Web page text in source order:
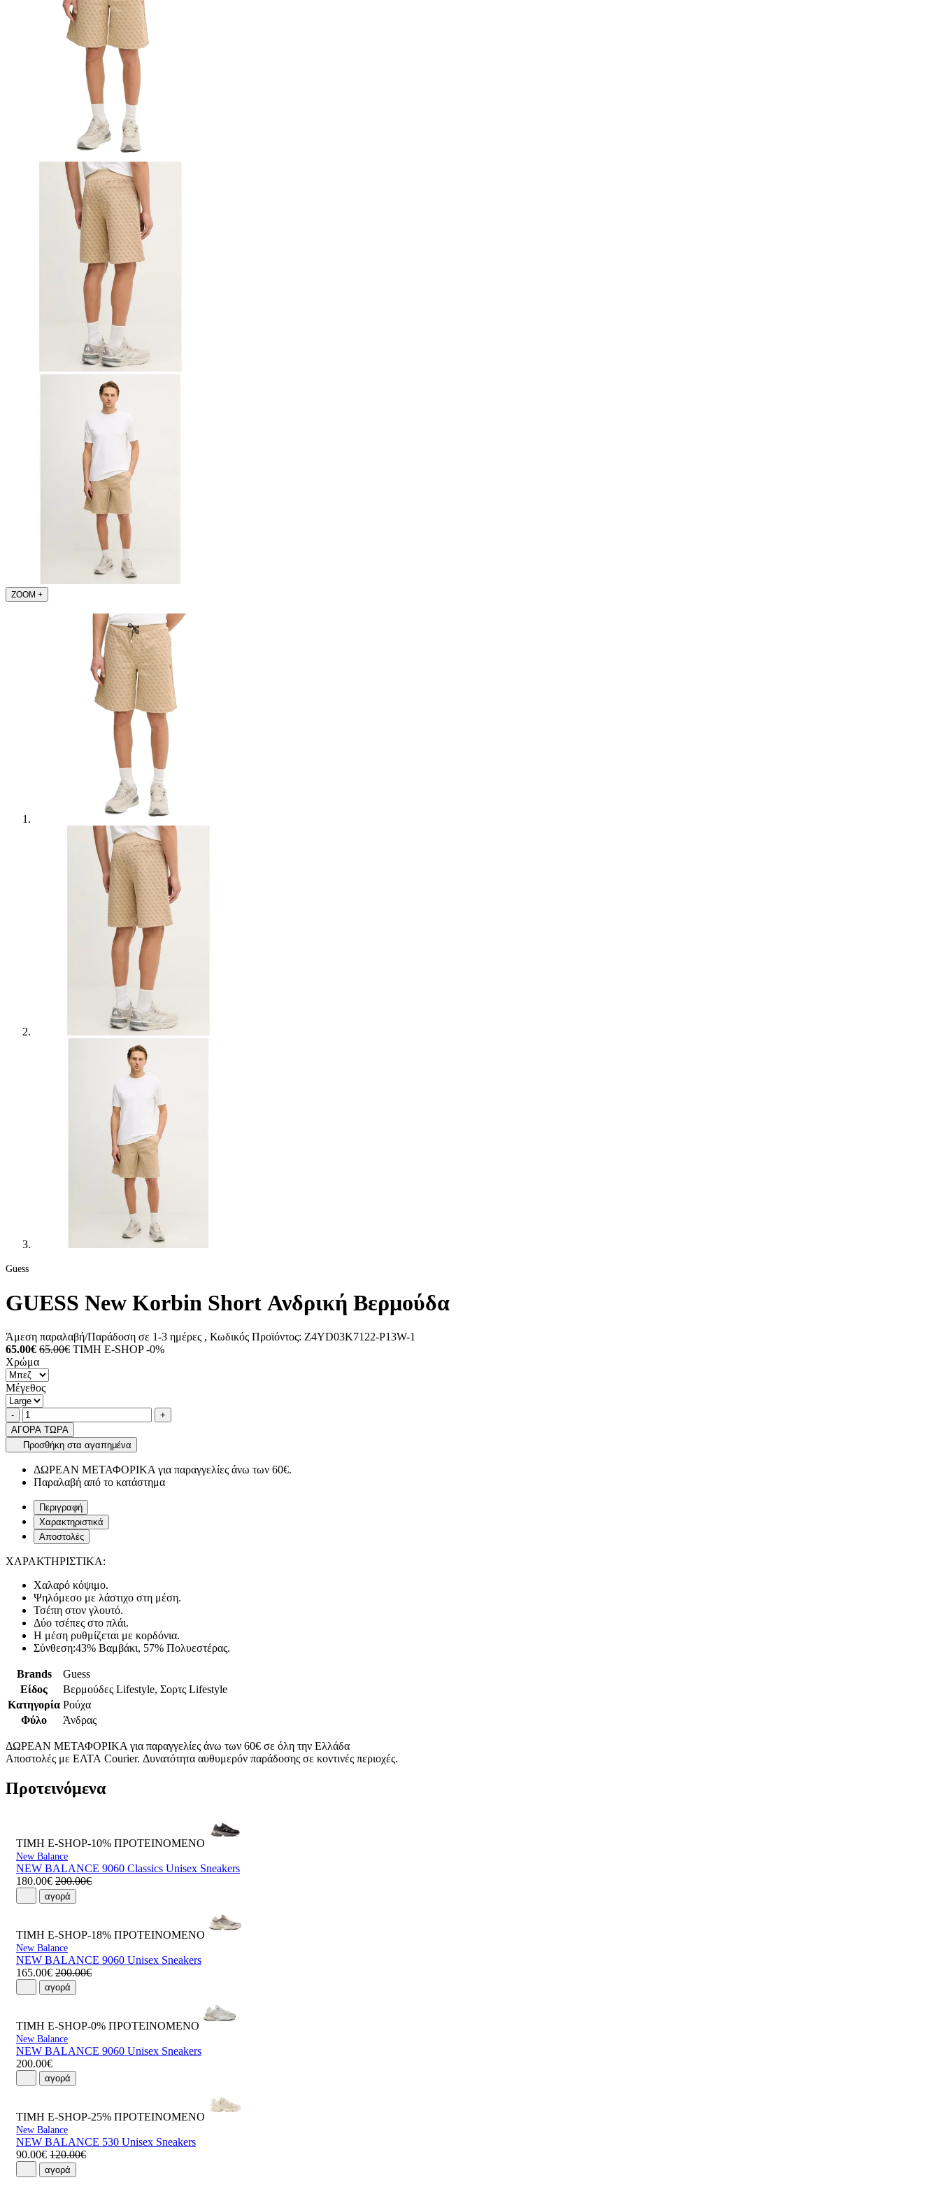
ZOOM +
Guess
GUESS New Korbin Short Ανδρική Βερμούδα
Άμεση παραλαβή/Παράδοση σε 1-3 ημέρες , Κωδικός Προϊόντος: Z4YD03K7122-P13W-1
65.00€ 65.00€ ΤΙΜΗ E-SHOP -0%
Χρώμα
Μέγεθος
Ποσότητα
-product.increase.quantity +
ΑΓΟΡΑ ΤΩΡΑ
Προσθήκη στα αγαπημένα
ΔΩΡΕΑΝ ΜΕΤΑΦΟΡΙΚΑ για παραγγελίες άνω των 60€.
Παραλαβή από το κατάστημα
Περιγραφή
Χαρακτηριστικά
Αποστολές
ΧΑΡΑΚΤΗΡΙΣΤΙΚΑ:
Χαλαρό κόψιμο.
Ψηλόμεσο με λάστιχο στη μέση.
Τσέπη στον γλουτό.
Δύο τσέπες στο πλάι.
Η μέση ρυθμίζεται με κορδόνια.
Σύνθεση:43% Βαμβάκι, 57% Πολυεστέρας.
Brands
Guess
Είδος
Βερμούδες Lifestyle, Σορτς Lifestyle
Κατηγορία Ρούχα
Φύλο
Άνδρας
ΔΩΡΕΑΝ ΜΕΤΑΦΟΡΙΚΑ για παραγγελίες άνω των 60€ σε όλη την Ελλάδα
Αποστολές με ΕΛΤΑ Courier. Δυνατότητα αυθυμερόν παράδοσης σε κοντινές περιοχές.
Προτεινόμενα
ΤΙΜΗ E-SHOP-10% ΠΡΟΤΕΙΝΟΜΕΝΟ
New Balance
NEW BALANCE 9060 Classics Unisex Sneakers
180.00€ 200.00€
αγορά
ΤΙΜΗ E-SHOP-18% ΠΡΟΤΕΙΝΟΜΕΝΟ
New Balance
NEW BALANCE 9060 Unisex Sneakers
165.00€ 200.00€
αγορά
ΤΙΜΗ E-SHOP-0% ΠΡΟΤΕΙΝΟΜΕΝΟ
New Balance
NEW BALANCE 9060 Unisex Sneakers
200.00€
αγορά
ΤΙΜΗ E-SHOP-25% ΠΡΟΤΕΙΝΟΜΕΝΟ
New Balance
NEW BALANCE 530 Unisex Sneakers
90.00€ 120.00€
αγορά